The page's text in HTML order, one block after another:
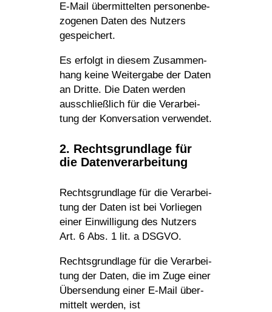
E‑Mail über­mit­telten perso­nen­be­
zo­genen Daten des Nutzers
gespeichert.
Es erfolgt in diesem Zusam­men­
hang keine Weiter­gabe der Daten
an Dritte. Die Daten werden
ausschließ­lich für die Verar­bei­
tung der Konver­sa­tion verwendet.
2. Rechts­grund­lage für
die Datenverarbeitung
Rechts­grund­lage für die Verar­bei­
tung der Daten ist bei Vorliegen
einer Einwil­li­gung des Nutzers
Art. 6 Abs. 1 lit. a DSGVO.
Rechts­grund­lage für die Verar­bei­
tung der Daten, die im Zuge einer
Über­sen­dung einer E‑Mail über­
mit­telt werden, ist